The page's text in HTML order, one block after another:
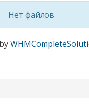
Нет файлов